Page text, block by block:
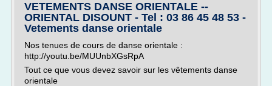
VETEMENTS DANSE ORIENTALE --
ORIENTAL DISOUNT - Tel : 03 86 45 48 53 -
Vetements danse orientale
Nos tenues de cours de danse orientale :
http://youtu.be/MUUnbXGsRpA
Tout ce que vous devez savoir sur les vêtements danse
orientale